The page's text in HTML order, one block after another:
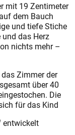
mit 19 Zentimeter
dem Bauch
und tiefe Stiche
das Herz
nichts mehr –
Zimmer der
über 40
Die
für das Kind
entwickelt